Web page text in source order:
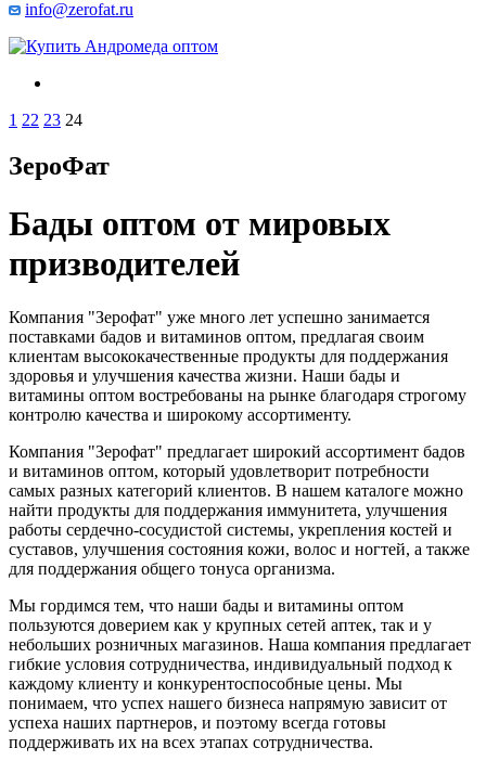
info@zerofat.ru
1 22 23 24
ЗероФат
Бады оптом от мировых
призводителей
Компания "Зерофат" уже много лет успешно занимается
поставками бадов и витаминов оптом, предлагая своим
клиентам высококачественные продукты для поддержания
здоровья и улучшения качества жизни. Наши бады и
витамины оптом востребованы на рынке благодаря строгому
контролю качества и широкому ассортименту.
Компания "Зерофат" предлагает широкий ассортимент бадов
и витаминов оптом, который удовлетворит потребности
самых разных категорий клиентов. В нашем каталоге можно
найти продукты для поддержания иммунитета, улучшения
работы сердечно-сосудистой системы, укрепления костей и
суставов, улучшения состояния кожи, волос и ногтей, а также
для поддержания общего тонуса организма.
Мы гордимся тем, что наши бады и витамины оптом
пользуются доверием как у крупных сетей аптек, так и у
небольших розничных магазинов. Наша компания предлагает
гибкие условия сотрудничества, индивидуальный подход к
каждому клиенту и конкурентоспособные цены. Мы
понимаем, что успех нашего бизнеса напрямую зависит от
успеха наших партнеров, и поэтому всегда готовы
поддерживать их на всех этапах сотрудничества.